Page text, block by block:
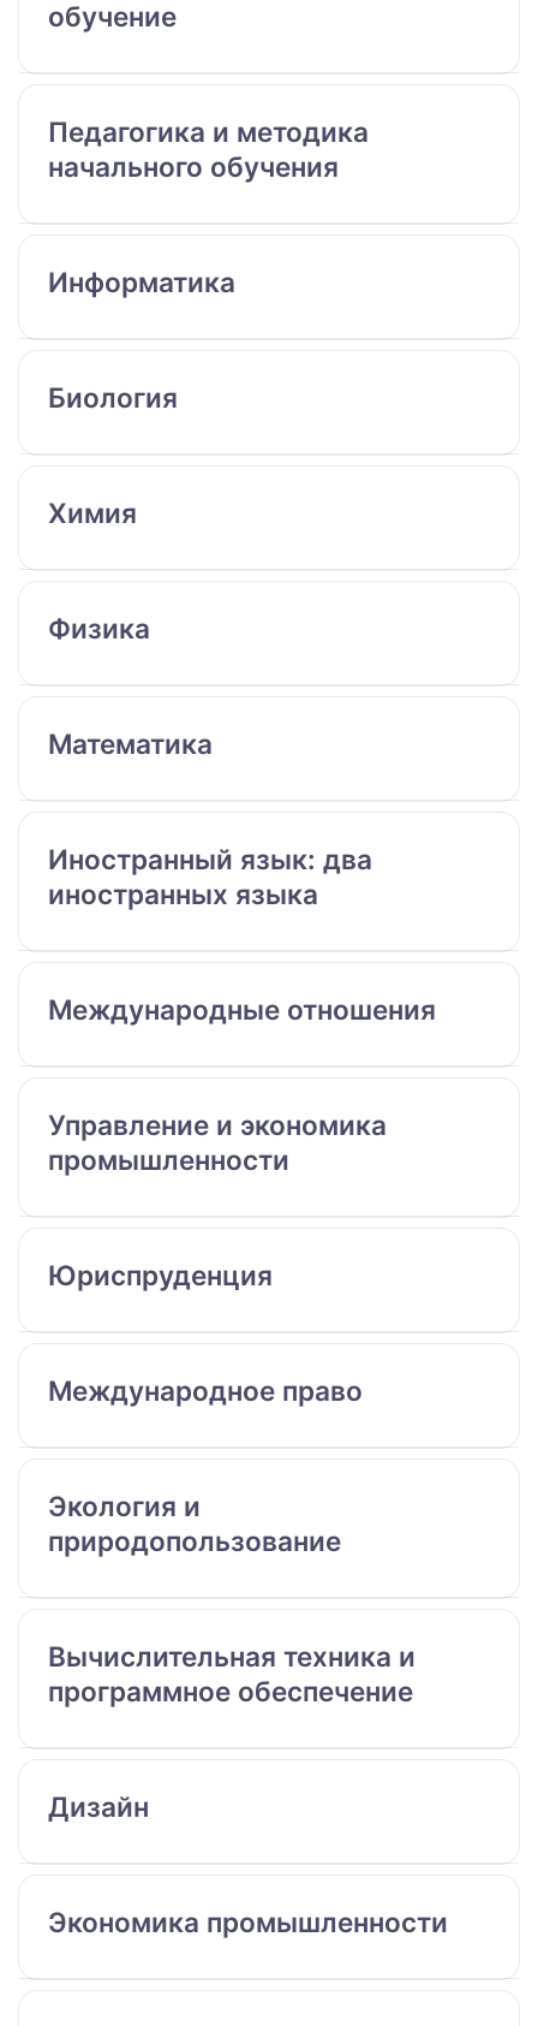
обучение
Педагогика и методика
начального обучения
Информатика
Биология
Химия
Физика
Математика
Иностранный язык: два
иностранных языка
Международные отношения
Управление и экономика
промышленности
Юриспруденция
Международное право
Экология и
природопользование
Вычислительная техника и
программное обеспечение
Дизайн
Экономика промышленности